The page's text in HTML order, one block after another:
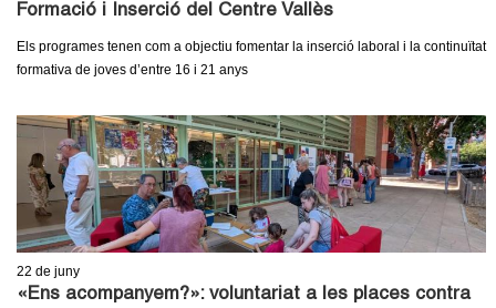
Formació i Inserció del Centre Vallès
Els programes tenen com a objectiu fomentar la inserció laboral i la continuïtat
formativa de joves d’entre 16 i 21 anys
22 de juny
«Ens acompanyem?»: voluntariat a les places contra